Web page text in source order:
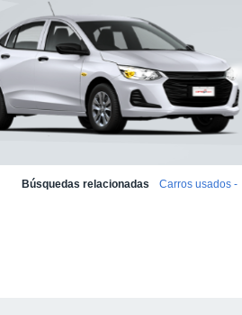
Búsquedas relacionadas Carros usados -